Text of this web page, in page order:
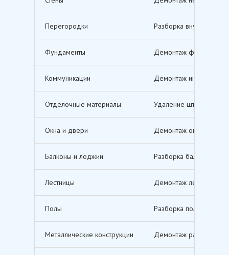
Перегородки Разборка внутренних
Фундаменты Демонтаж
Коммуникации Демонтаж инженерных
Отделочные материалы Удаление штукатурки,
Окна и двери Демонтаж оконных и
Балконы и лоджии Разборка балконов и
Лестницы Демонтаж лестничных
Полы Разборка полов,
Металлические конструкции Демонтаж различных